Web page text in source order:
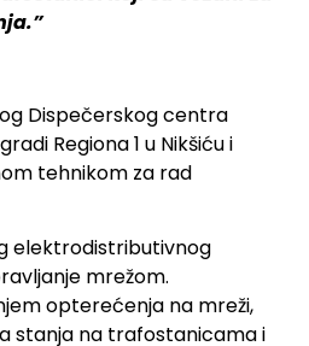
Dispečerskog centra
Regiona 1 u Nikšiću i
tehnikom za rad
elektrodistributivnog
mrežom.
opterećenja na mreži,
stanja na trafostanicama i